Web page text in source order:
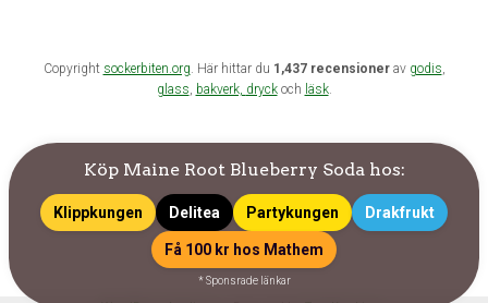
Köp Maine Root Blueberry Soda hos:
Klippkungen Delitea Partykungen Drakfrukt
Få 100 kr hos Mathem
* Sponsrade länkar
Copyright sockerbiten.org. Här hittar du 1,437 recensionerav godis,
glass, bakverk, dryckoch läsk.